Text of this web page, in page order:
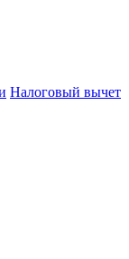
Налоговый вычет